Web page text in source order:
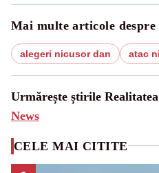
Mai multe articole despre
alegeri nicusor dan atac
Urmărește știrile
News
CELE MAI CITITE